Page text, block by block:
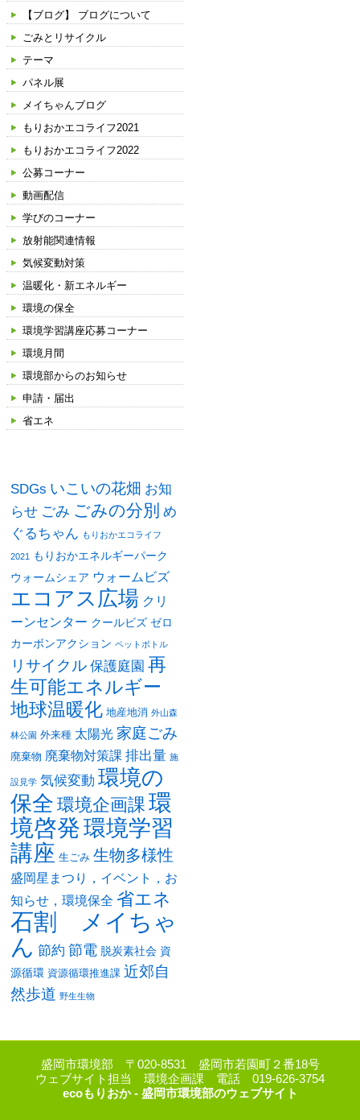
【ブログ】 ブログについて
ごみとリサイクル
テーマ
パネル展
メイちゃんブログ
もりおかエコライフ2021
もりおかエコライフ2022
公募コーナー
動画配信
学びのコーナー
放射能関連情報
気候変動対策
温暖化・新エネルギー
環境の保全
環境学習講座応募コーナー
環境月間
環境部からのお知らせ
申請・届出
省エネ
SDGs いこいの花畑 お知
らせ ごみ ごみの分別 め
ぐるちゃん もりおかエコライフ
2021
もりおかエネルギーパーク
ウォームシェア ウォームビズ
エコアス広場 クリ
ーンセンター クールビズ ゼロ
カーボンアクション ペットボトル
リサイクル 保護庭園 再
生可能エネルギー
地球温暖化 地産地消 外山森
林公園 外来種 太陽光 家庭ごみ
廃棄物 廃棄物対策課 排出量 施
設見学 気候変動 環境の
保全 環境企画課 環
境啓発環境学習
講座 生ごみ 生物多様性
盛岡星まつり，イベント，お
知らせ，環境保全 省エネ
石割 メイちゃ
ん 節約 節電 脱炭素社会 資
源循環 資源循環推進課 近郊自
然歩道 野生生物
盛岡市環境部 〒020-8531 盛岡市若園町２番18号
ウェブサイト担当 環境企画課 電話 019-626-3754
ecoもりおか - 盛岡市環境部のウェブサイト